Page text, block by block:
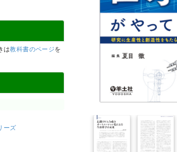
は教科書のページを
ーズ